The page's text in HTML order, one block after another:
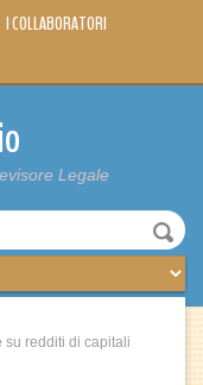
I COLLABORATORI
Legale
su redditi di capitali